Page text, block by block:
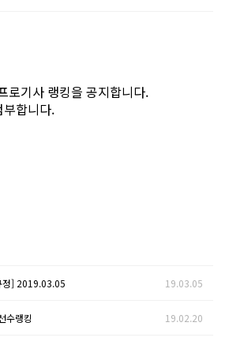
로기사 랭킹을 공지합니다.
합니다.
정] 2019.03.05 19.03.05
수랭킹 19.02.20